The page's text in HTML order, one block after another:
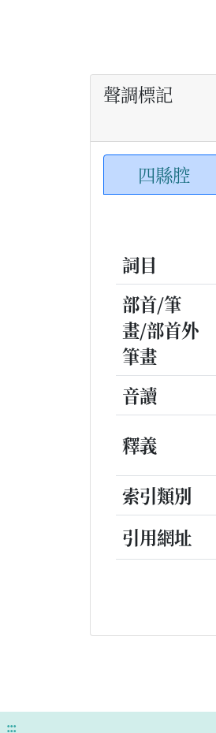
聲調標記
四縣腔
詞目
部首/筆
畫/部首外
筆畫
音讀
釋義
索引類別
引用網址
:::